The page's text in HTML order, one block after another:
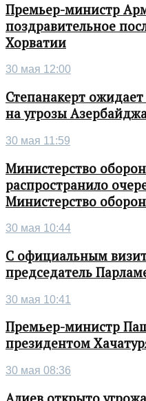
Премьер-министр
поздравительное
Хорватии
30 мая 12:00
Степанакерт
на угрозы
30 мая 11:59
Министерство
распространило
Министерство
30 мая 10:44
С официальным
председатель
30 мая 10:41
Премьер-министр
президентом
30 мая 08:36